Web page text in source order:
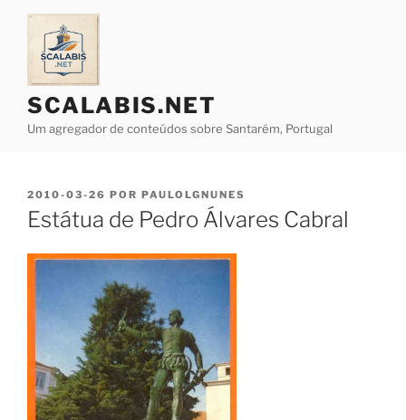
Saltar
conteúdo
SCALABIS.NET
Um agregador de conteúdos sobre Santarém, Portugal
PUBLICADO
EM
2010-03-26 POR PAULOLGNUNES
Estátua de Pedro Álvares Cabral